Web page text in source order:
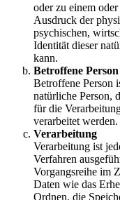
oder zu einem
Ausdruck der
psychischen,
Identität dieser
kann.
Betroffene Person
Betroffene Person
natürliche Person,
für die
verarbeitet werden.
Verarbeitung
Verarbeitung ist
Verfahren
Vorgangsreihe im
Daten wie das
Ordnen, die